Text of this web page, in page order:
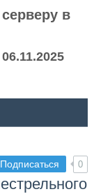
в
Подписаться 0